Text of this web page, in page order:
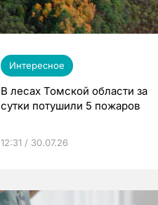
Интересное
В лесах Томской области за
сутки потушили 5 пожаров
12:31 / 30.07.26